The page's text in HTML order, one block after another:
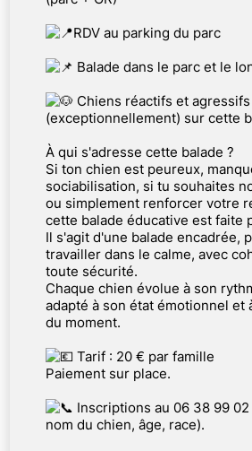
RDV au parking du parc
Balade dans le parc et le
Chiens réactifs et
(exceptionnellement) sur cette
À qui s'adresse cette balade ?
Si ton chien est peureux,
sociabilisation, si tu souhaites
ou simplement renforcer votre
cette balade éducative est faite
Il s'agit d'une balade encadrée,
travailler dans le calme, avec
toute sécurité.
Chaque chien évolue à son
adapté à son état émotionnel et
du moment.
Tarif : 20 € par famille
Paiement sur place.
Inscriptions au 06 38 99 02
nom du chien, âge, race).